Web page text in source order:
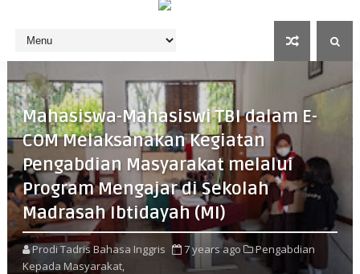
Mahasiswa-Mahasiswi TBI dalam E-
COM Melaksanakan Kegiatan
Pengabdian Masyarakat melalui
Program Mengajar di Sekolah
Madrasah Ibtidayah (MI)
Prodi Tadris Bahasa Inggris 7 years ago
Pengabdian
Kepada Masyarakat,